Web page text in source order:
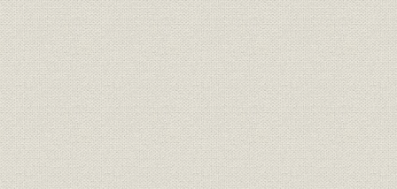
生産 水と空気への思いやり
環境保全 北越製紙の環境対応のあゆみ
林業 紙作りは森作り